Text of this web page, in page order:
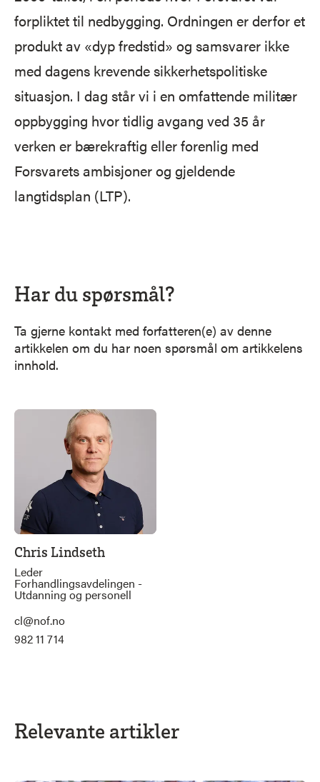
forpliktet til nedbygging. Ordningen er derfor et
produkt av «dyp fredstid» og samsvarer ikke
med dagens krevende sikkerhetspolitiske
situasjon. I dag står vi i en omfattende militær
oppbygging hvor tidlig avgang ved 35 år
verken er bærekraftig eller forenlig med
Forsvarets ambisjoner og gjeldende
langtidsplan (LTP).
Har du spørsmål?
Ta gjerne kontakt med forfatteren(e) av denne
artikkelen om du har noen spørsmål om artikkelens
innhold.
Chris Lindseth
Leder
Forhandlingsavdelingen -
Utdanning og personell
cl@nof.no
982 11 714
Relevante artikler